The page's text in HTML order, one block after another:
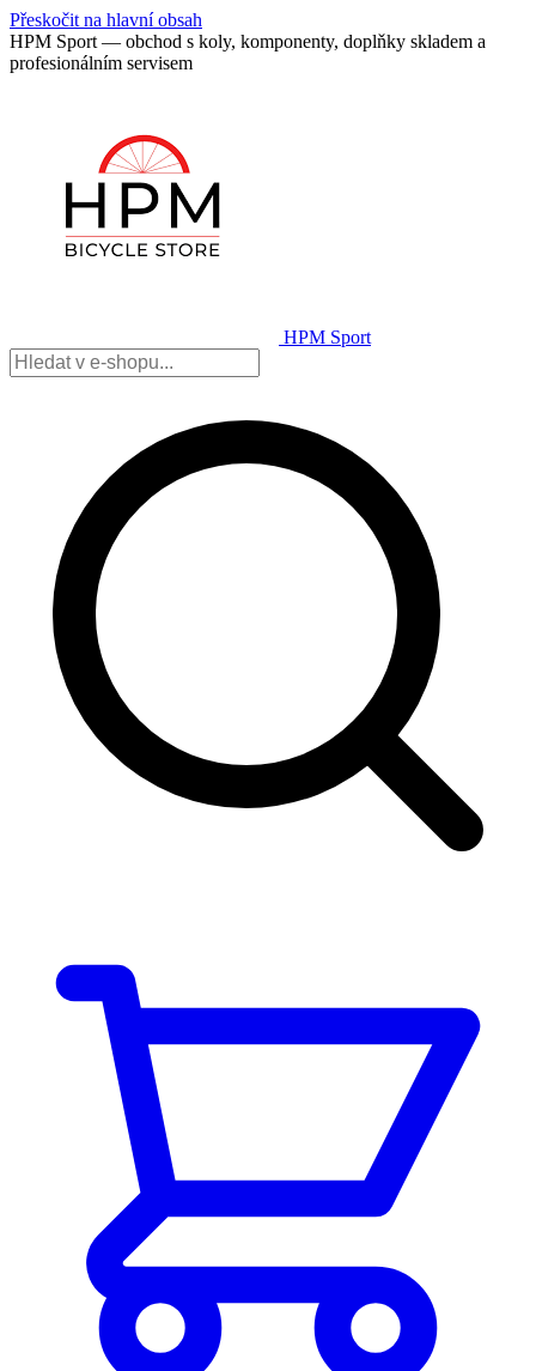
Přeskočit na hlavní obsah
HPM Sport — obchod s koly, komponenty, doplňky skladem a
profesionálním servisem
HPM Sport